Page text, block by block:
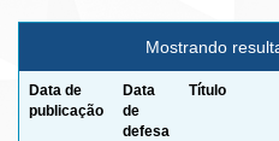
Mostrando
Data de
publicação
Data
de
defesa
Título